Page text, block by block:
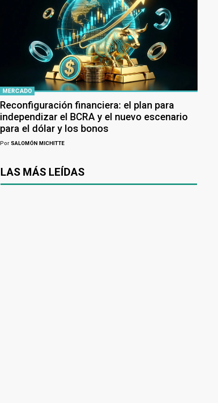
MERCADO
Reconfiguración financiera: el plan para
independizar el BCRA y el nuevo escenario
para el dólar y los bonos
Por SALOMÓN MICHITTE
LAS MÁS LEÍDAS